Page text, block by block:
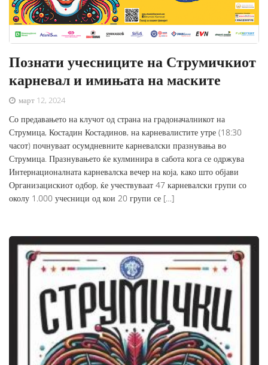
Познати учесниците на Струмичкиот
карневал и имињата на маските
март 12, 2024
Со предавањето на клучот од страна на градоначалникот на
Струмица, Костадин Костадинов, на карневалистите утре (18:30
часот) почнуваат осумдневните карневалски празнувања во
Струмица. Празнувањето ќе кулминира в сабота кога се одржува
Интернационалната карневалска вечер на која, како што објави
Организацискиот одбор, ќе учествуваат 47 карневалски групи со
околу 1.000 учесници од кои 20 групи се […]